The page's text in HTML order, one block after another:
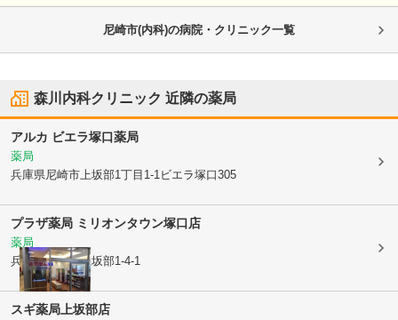
尼崎市(内科)の病院・クリニック一覧
森川内科クリニック 近隣の薬局
アルカ ビエラ塚口薬局
薬局
兵庫県尼崎市 上坂部1丁目1-1ビエラ塚口305
プラザ薬局 ミリオンタウン塚口店
薬局
兵庫県尼崎市上坂部1-4-1
スギ薬局上坂部店